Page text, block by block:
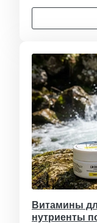
Витамины
нутриенты